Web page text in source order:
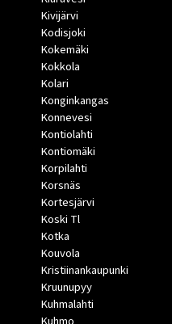
Kivijärvi
Kodisjoki
Kokemäki
Kokkola
Kolari
Konginkangas
Konnevesi
Kontiolahti
Kontiomäki
Korpilahti
Korsnäs
Kortesjärvi
Koski Tl
Kotka
Kouvola
Kristiinankaupunki
Kruunupyy
Kuhmalahti